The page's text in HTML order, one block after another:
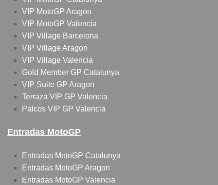
VIP MotoGP Aragon
VIP MotoGP Valencia
VIP Village Barcelona
VIP Village Aragon
VIP Village Valencia
Gold Member GP Catalunya
VIP Suite GP Aragon
Terraza VIP GP Valencia
Palcos VIP GP Valencia
Entradas MotoGP
Entradas MotoGP Catalunya
Entradas MotoGP Aragon
Entradas MotoGP Valencia